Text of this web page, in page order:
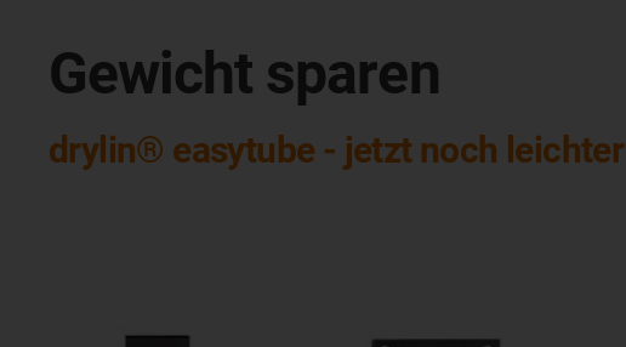
Gewicht sparen
drylin® easytube - jetzt noch leichter